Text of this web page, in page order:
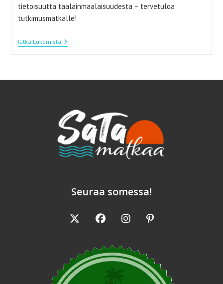
tietoisuutta taalainmaalaisuudesta – tervetuloa
tutkimusmatkalle!
Jatka LukemistaSuk(k)ulointia
Taalainmaalla
Seuraa somessa!